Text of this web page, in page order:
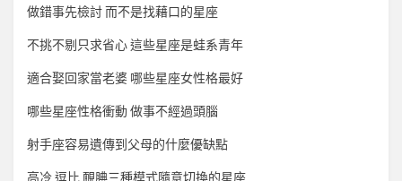
做錯事先檢討 而不是找藉口的星座
不挑不剔只求省心 這些星座是蛙系青年
適合娶回家當老婆 哪些星座女性格最好
哪些星座性格衝動 做事不經過頭腦
射手座容易遺傳到父母的什麼優缺點